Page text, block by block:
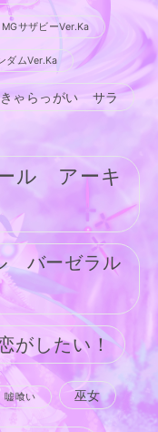
MGサザビーVer.Ka
ダムVer.Ka
きゃらっがい サラ
ル アーキ
バーゼラル
がしたい！
嘘喰い 巫女